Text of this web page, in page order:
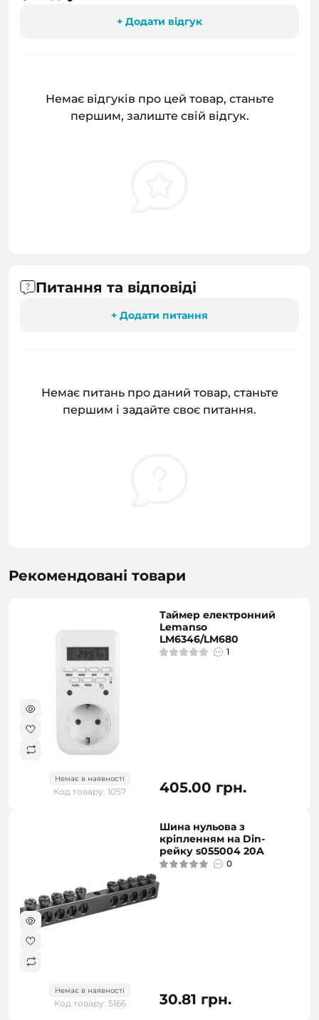
+ Додати відгук
Немає відгуків про цей товар, станьте
першим, залиште свій відгук.
Питання та відповіді
+ Додати питання
Немає питань про даний товар, станьте
першим і задайте своє питання.
Рекомендовані товари
Немає в наявності
Код товару: 1057
Таймер електронний
Lemanso
LM6346/LM680
1
405.00 грн.
Немає в наявності
Код товару: 5166
Шина нульова з
кріпленням на Din-
рейку s055004 20A
0
30.81 грн.